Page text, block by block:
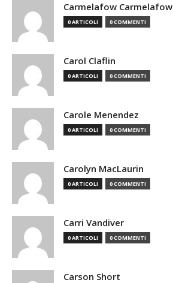
Carmelafow Carmelafow
0 ARTICOLI 0 COMMENTI
Carol Claflin
0 ARTICOLI 0 COMMENTI
Carole Menendez
0 ARTICOLI 0 COMMENTI
Carolyn MacLaurin
0 ARTICOLI 0 COMMENTI
Carri Vandiver
0 ARTICOLI 0 COMMENTI
Carson Short